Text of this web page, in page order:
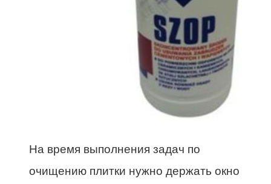
На время выполнения задач по
очищению плитки нужно держать окно